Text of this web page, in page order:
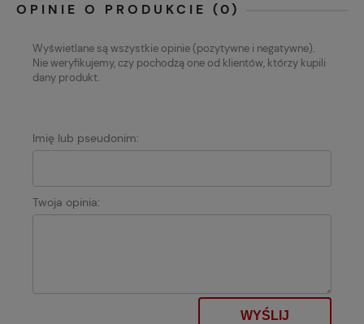
OPINIE O PRODUKCIE (0)
Wyświetlane są wszystkie opinie (pozytywne i negatywne).
Nie weryfikujemy, czy pochodzą one od klientów, którzy kupili
dany produkt.
Imię lub pseudonim:
Twoja opinia:
WYŚLIJ